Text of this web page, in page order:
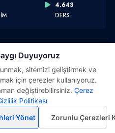
4.643
DERS
Duyuyoruz
sitemizi geliştirmek ve
için çerezler kullanıyoruz.
değiştirebilirsiniz. Çerez
Politikası
Yönet Zorunlu Çerezleri